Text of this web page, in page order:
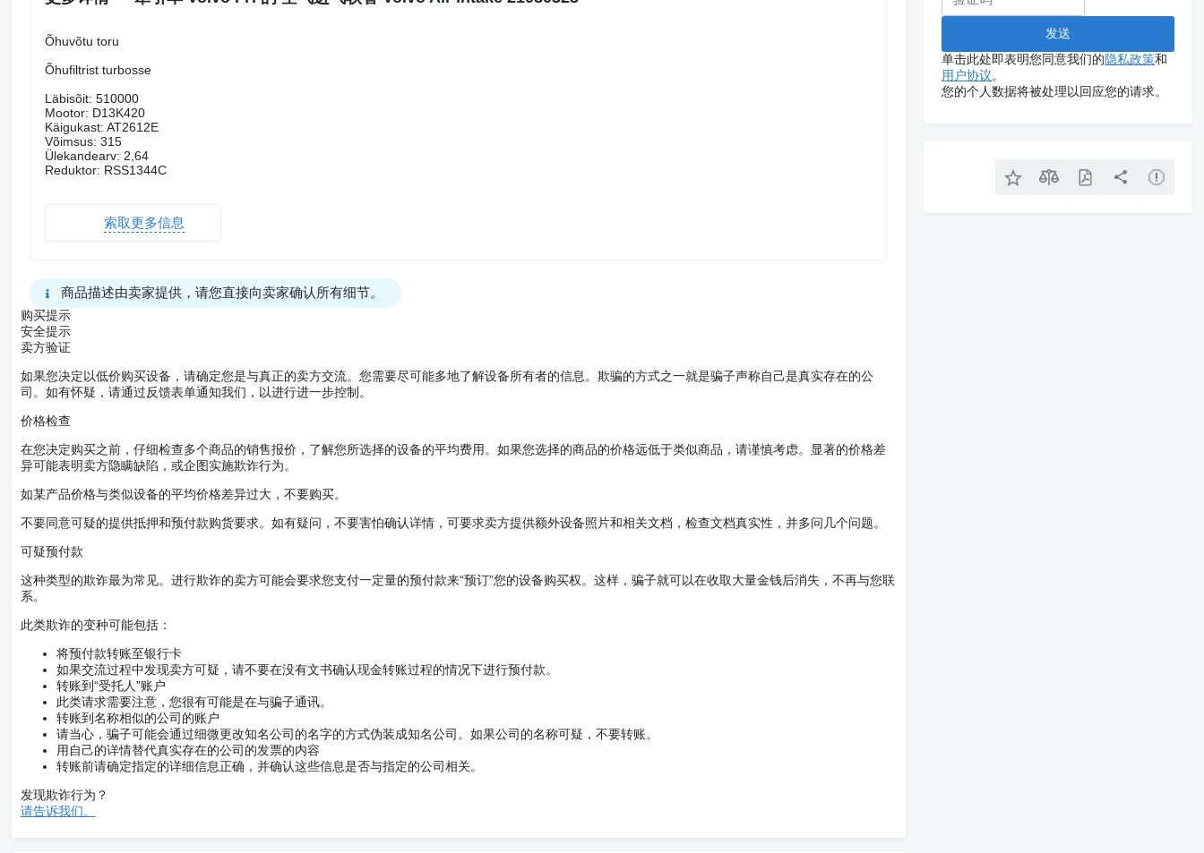
Õhuvõtu toru
Õhufiltrist turbosse
Läbisõit: 510000
Mootor: D13K420
Käigukast: AT2612E
Võimsus: 315
Ülekandearv: 2,64
Reduktor: RSS1344C
索取更多信息
商品描述由卖家提供，请您直接向卖家确认所有细节。
购买提示
安全提示
卖方验证
如果您决定以低价购买设备，请确定您是与真正的卖方交流。您需要尽可能多地了解设备所有者的信息。欺骗的方式之一就是骗子声称自己是真实存在的公
司。如有怀疑，请通过反馈表单通知我们，以进行进一步控制。
价格检查
在您决定购买之前，仔细检查多个商品的销售报价，了解您所选择的设备的平均费用。如果您选择的商品的价格远低于类似商品，请谨慎考虑。显著的价格差
异可能表明卖方隐瞒缺陷，或企图实施欺诈行为。
如某产品价格与类似设备的平均价格差异过大，不要购买。
不要同意可疑的提供抵押和预付款购货要求。如有疑问，不要害怕确认详情，可要求卖方提供额外设备照片和相关文档，检查文档真实性，并多问几个问题。
可疑预付款
这种类型的欺诈最为常见。进行欺诈的卖方可能会要求您支付一定量的预付款来“预订”您的设备购买权。这样，骗子就可以在收取大量金钱后消失，不再与您联
系。
此类欺诈的变种可能包括：
将预付款转账至银行卡
如果交流过程中发现卖方可疑，请不要在没有文书确认现金转账过程的情况下进行预付款。
转账到“受托人”账户
此类请求需要注意，您很有可能是在与骗子通讯。
转账到名称相似的公司的账户
请当心，骗子可能会通过细微更改知名公司的名字的方式伪装成知名公司。如果公司的名称可疑，不要转账。
用自己的详情替代真实存在的公司的发票的内容
转账前请确定指定的详细信息正确，并确认这些信息是否与指定的公司相关。
发现欺诈行为？
请告诉我们。
单击此处即表明您同意我们的隐私政策和
用户协议。
您的个人数据将被处理以回应您的请求。